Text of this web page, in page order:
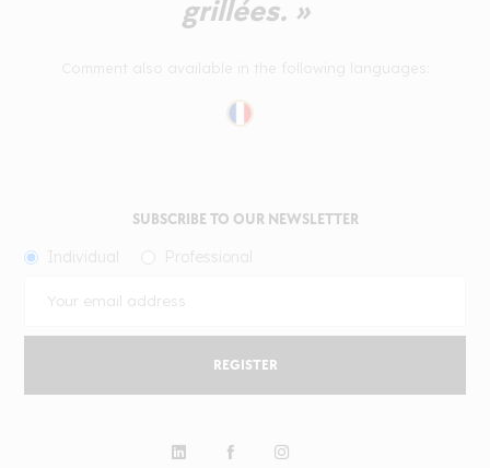
grillées. »
SUBSCRIBE TO OUR NEWSLETTER
REGISTER